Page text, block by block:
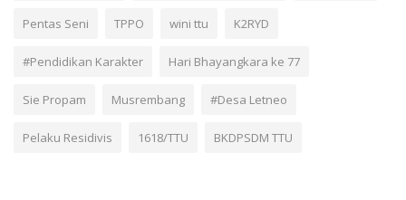
Pentas Seni TPPO wini ttu K2RYD
#Pendidikan Karakter Hari Bhayangkara ke 77
Sie Propam Musrembang #Desa Letneo
Pelaku Residivis 1618/TTU BKDPSDM TTU